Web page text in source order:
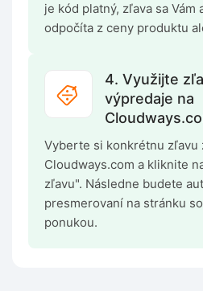
je kód platný, zľava sa Vám
odpočíta z ceny produktu
4. Využijte
výpredaje na
Vyberte si konkrétnu zľavu
Cloudways.com a kliknite
zľavu". Následne budete
presmerovaní na stránku
ponukou.